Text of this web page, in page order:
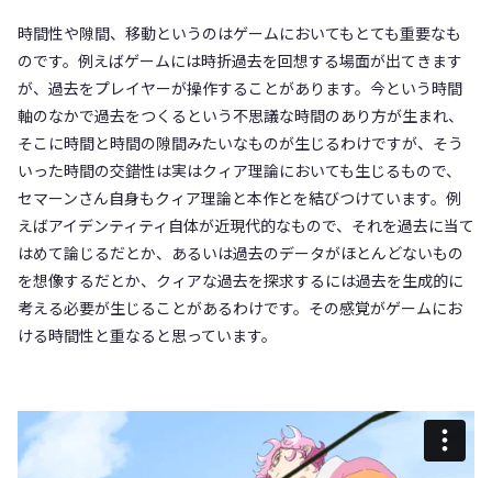
時間性や隙間、移動というのはゲームにおいてもとても重要なも
のです。例えばゲームには時折過去を回想する場面が出てきます
が、過去をプレイヤーが操作することがあります。今という時間
軸のなかで過去をつくるという不思議な時間のあり方が生まれ、
そこに時間と時間の隙間みたいなものが生じるわけですが、そう
いった時間の交錯性は実はクィア理論においても生じるもので、
セマーンさん自身もクィア理論と本作とを結びつけています。例
えばアイデンティティ自体が近現代的なもので、それを過去に当て
はめて論じるだとか、あるいは過去のデータがほとんどないもの
を想像するだとか、クィアな過去を探求するには過去を生成的に
考える必要が生じることがあるわけです。その感覚がゲームにお
ける時間性と重なると思っています。